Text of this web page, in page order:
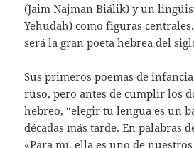
(Jaim Najman Biálik) y un
Yehudah) como figuras
será la gran poeta hebrea del
Sus primeros poemas de
ruso, pero antes de cumplir los
hebreo, “elegir tu lengua es un
décadas más tarde. En palabras
«Para mí, ella es uno de